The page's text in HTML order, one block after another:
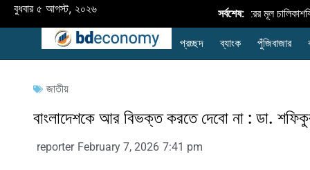
বুধবার ৫ আগস্ট, ২০২৬ সর্বশেষ:
বাংলাদেশে নবায়নযোগ্য জ্বালানি প্রসারের মূল
প্রচ্ছদ ব্যাংক পুঁজিবাজার
জাতীয়
বাংলাদেশকে আর বিভক্ত করতে দেবো না : ডা.
reporter February 7, 2026 7:41 pm